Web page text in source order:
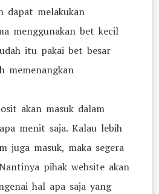
dapat melakukan
menggunakan bet kecil
itu pakai bet besar
memenangkan
akan masuk dalam
menit saja. Kalau lebih
juga masuk, maka segera
pihak website akan
hal apa saja yang